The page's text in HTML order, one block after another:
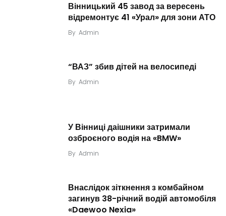
Вінницький 45 завод за вересень
відремонтує 41 «Урал» для зони АТО
By Admin
“ВАЗ” збив дітей на велосипеді
By Admin
У Вінниці даішники затримали
озброєного водія на «BMW»
By Admin
Внаслідок зіткнення з комбайном
загинув 38-річний водій автомобіля
«Daewoo Nexia»